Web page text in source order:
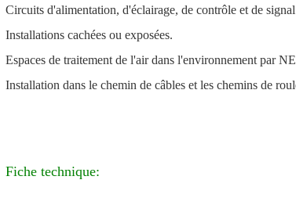
Circuits d'alimentation, d'éclairage, de contrôle et de
Installations cachées ou exposées.
Espaces de traitement de l'air dans l'environnement par
Installation dans le chemin de câbles et les chemins de
Fiche technique: